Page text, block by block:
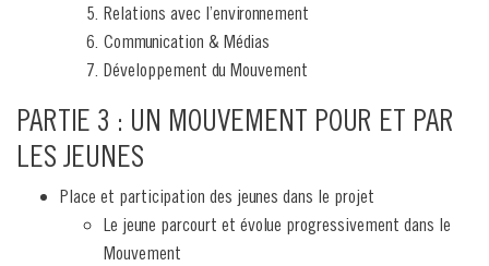
Relations avec l’environnement
Communication & Médias
Développement du Mouvement
PARTIE 3 : UN MOUVEMENT POUR ET PAR
LES JEUNES
Place et participation des jeunes dans le projet
Le jeune parcourt et évolue progressivement dans le
Mouvement